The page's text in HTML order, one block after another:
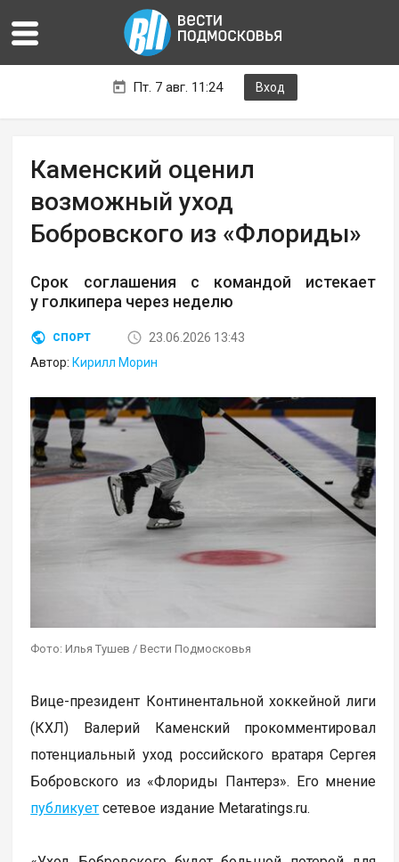
Пт. 7 авг. 11:24 Вход
Каменский оценил
возможный уход
Бобровского из «Флориды»
Срок соглашения с командой истекает
у голкипера через неделю
СПОРТ
23.06.2026 13:43
Автор: Кирилл Морин
Фото: Илья Тушев / Вести Подмосковья
Вице-президент Континентальной хоккейной лиги
(КХЛ) Валерий Каменский прокомментировал
потенциальный уход российского вратаря Сергея
Бобровского из «Флориды Пантерз». Его мнение
публикует сетевое издание Metaratings.ru.